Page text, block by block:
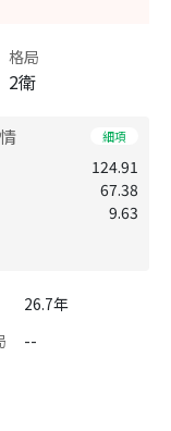
格局
2衛
細項
124.91
67.38
9.63
26.7年
--